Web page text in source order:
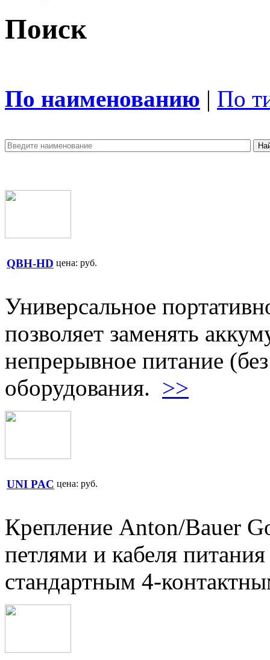
Поиск
По наименованию | По
QBH-HD цена: руб.
Универсальное
позволяет заменять
непрерывное питание
оборудования. >>
UNI PAC цена: руб.
Крепление Anton/Bauer
петлями и кабеля
стандартным 4-